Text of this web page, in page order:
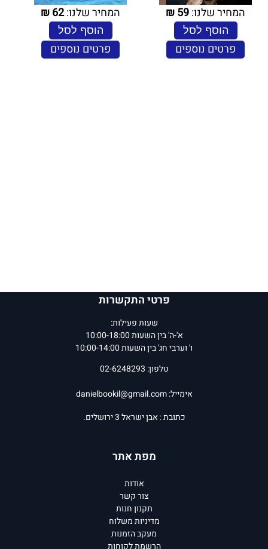
המחיר שלנו:59
₪
הוסף לסל
פרטים נוספים
המחיר שלנו:62
₪
הוסף לסל
פרטים נוספים
פרטי התקשרות
שעות פעילות:
א'-ה' בין השעות 10:00-18:00
ו' וערבי חג' בין השעות 10:00-14:00
טלפון: 02-6248293
אימייל:danielbookil@gmail.com
כתובת : אבן ישראל 3 ירושלים.
מפת אתר
אודות
צור קשר
תקנון חנות
מדיניות משלוח
מעקב הזמנות
הרשמת לקוחות